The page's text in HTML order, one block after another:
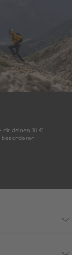
dir deinen 10 €